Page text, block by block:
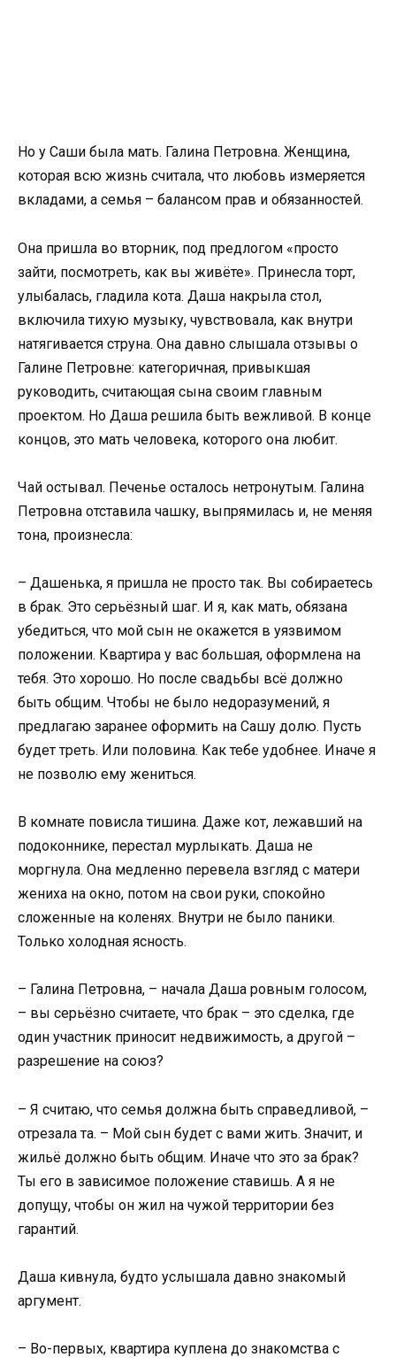
Но у Саши была мать. Галина Петровна. Женщина,
которая всю жизнь считала, что любовь измеряется
вкладами, а семья – балансом прав и обязанностей.
Она пришла во вторник, под предлогом «просто
зайти, посмотреть, как вы живёте». Принесла торт,
улыбалась, гладила кота. Даша накрыла стол,
включила тихую музыку, чувствовала, как внутри
натягивается струна. Она давно слышала отзывы о
Галине Петровне: категоричная, привыкшая
руководить, считающая сына своим главным
проектом. Но Даша решила быть вежливой. В конце
концов, это мать человека, которого она любит.
Чай остывал. Печенье осталось нетронутым. Галина
Петровна отставила чашку, выпрямилась и, не меняя
тона, произнесла:
– Дашенька, я пришла не просто так. Вы собираетесь
в брак. Это серьёзный шаг. И я, как мать, обязана
убедиться, что мой сын не окажется в уязвимом
положении. Квартира у вас большая, оформлена на
тебя. Это хорошо. Но после свадьбы всё должно
быть общим. Чтобы не было недоразумений, я
предлагаю заранее оформить на Сашу долю. Пусть
будет треть. Или половина. Как тебе удобнее. Иначе я
не позволю ему жениться.
В комнате повисла тишина. Даже кот, лежавший на
подоконнике, перестал мурлыкать. Даша не
моргнула. Она медленно перевела взгляд с матери
жениха на окно, потом на свои руки, спокойно
сложенные на коленях. Внутри не было паники.
Только холодная ясность.
– Галина Петровна, – начала Даша ровным голосом,
– вы серьёзно считаете, что брак – это сделка, где
один участник приносит недвижимость, а другой –
разрешение на союз?
– Я считаю, что семья должна быть справедливой, –
отрезала та. – Мой сын будет с вами жить. Значит, и
жильё должно быть общим. Иначе что это за брак?
Ты его в зависимое положение ставишь. А я не
допущу, чтобы он жил на чужой территории без
гарантий.
Даша кивнула, будто услышала давно знакомый
аргумент.
– Во-первых, квартира куплена до знакомства с